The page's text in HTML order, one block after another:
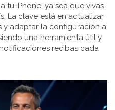
tu iPhone, ya sea que vivas
La clave está en actualizar
y adaptar la configuración a
una herramienta útil y
recibas cada